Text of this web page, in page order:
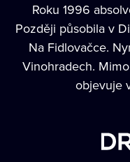
Roku 1996
Později působila v
Na Fidlovačce.
Vinohradech.
objevuje